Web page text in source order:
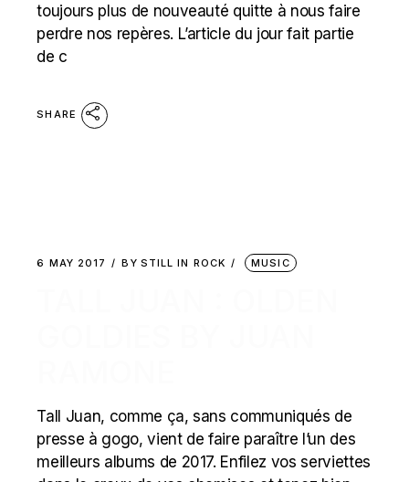
toujours plus de nouveauté quitte à nous faire
perdre nos repères. L’article du jour fait partie
de c
SHARE
6 MAY 2017 BY STILL IN ROCK MUSIC
Tall Juan, comme ça, sans communiqués de
presse à gogo, vient de faire paraître l’un des
meilleurs albums de 2017. Enfilez vos serviettes